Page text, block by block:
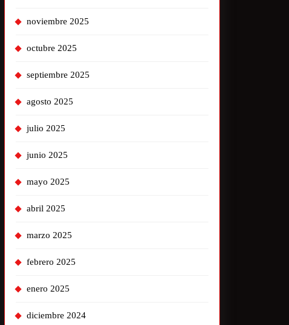
noviembre 2025
octubre 2025
septiembre 2025
agosto 2025
julio 2025
junio 2025
mayo 2025
abril 2025
marzo 2025
febrero 2025
enero 2025
diciembre 2024